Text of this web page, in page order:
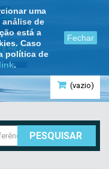
uma
análise de
está a
Caso
política de
.
Fechar
(vazio)
PESQUISAR